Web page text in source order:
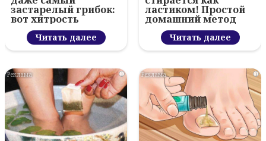
застарелый грибок:
вот хитрость
Читать далее
ластиком! Простой
домашний метод
Читать далее
i i